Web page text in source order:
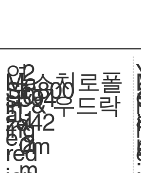
연
도
:
2
0
1
2
Ma
in
ing
red
Sc
al
e.
스치로폴
& 우드락
1:800
si
ze
.
594
x42
0m